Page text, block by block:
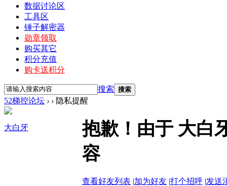
数据讨论区
工具区
锤子解密器
勋章领取
购买其它
积分充值
购卡送积分
搜索 搜索
52梯控论坛 › › 隐私提醒
大白牙
抱歉！由于 大白
容
查看好友列表 |加为好友 |打个招呼 |发送